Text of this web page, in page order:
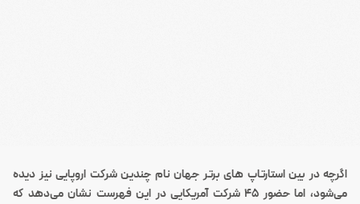
اگرچه در بین استارتاپ های برتر جهان نام چندین شرکت اروپایی نیز دیده
می‌شود، اما حضور 45 شرکت آمریکایی در این فهرست نشان می‌دهد که